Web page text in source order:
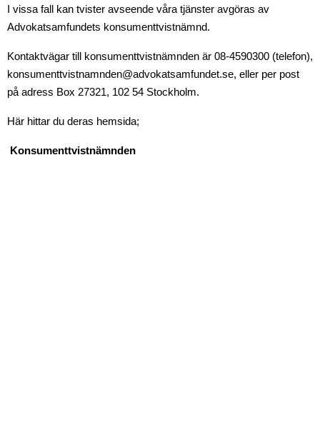
I vissa fall kan tvister avseende våra tjänster avgöras av
Advokatsamfundets konsumenttvistnämnd.
Kontaktvägar till konsumenttvistnämnden är 08-4590300 (telefon),
konsumenttvistnamnden@advokatsamfundet.se, eller per post
på adress Box 27321, 102 54 Stockholm.
Här hittar du deras hemsida;
Konsumenttvistnämnden